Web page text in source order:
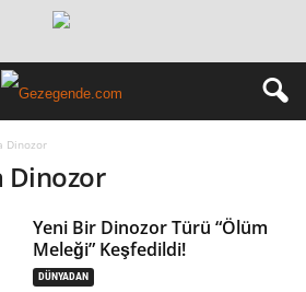
Dinozor
Dinozor
Yeni Bir Dinozor Türü “Ölüm
Meleği” Keşfedildi!
DÜNYADAN